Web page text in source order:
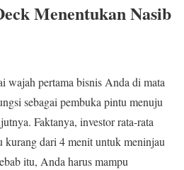
Menentukan Nasib
wajah pertama bisnis Anda di mata
sebagai pembuka pintu menuju
Faktanya, investor rata-rata
kurang dari 4 menit untuk meninjau
itu, Anda harus mampu